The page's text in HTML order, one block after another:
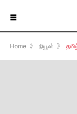
☰
Home 》 நியூஸ் 》